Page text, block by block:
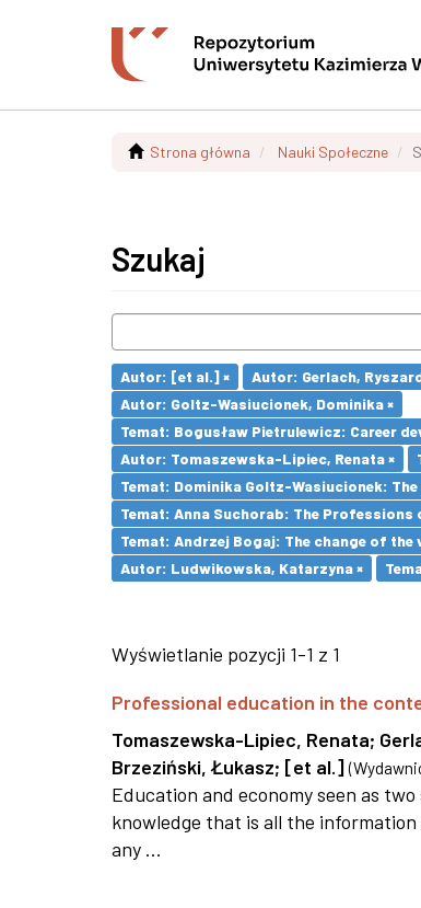
Strona główna Nauki Społeczne
Szukaj
Autor: [et al.] × Autor: Gerlach,
Autor: Goltz-Wasiucionek, Dominika ×
Temat: Bogusław Pietrulewicz: Career
Autor: Tomaszewska-Lipiec, Renata ×
Temat: Dominika Goltz-Wasiucionek:
Temat: Anna Suchorab: The
Temat: Andrzej Bogaj: The change of
Autor: Ludwikowska, Katarzyna ×
Wyświetlanie pozycji 1-1 z 1
Professional education in the
Tomaszewska-Lipiec, Renata;
Brzeziński, Łukasz; [et al.] (
Education and economy seen as
knowledge that is all the
any ...